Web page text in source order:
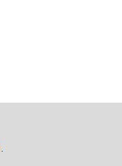
.